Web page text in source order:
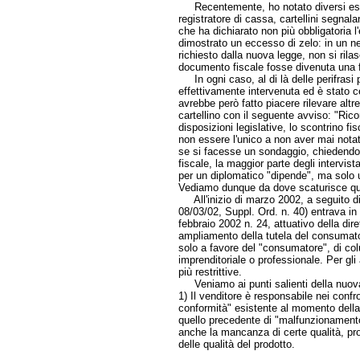
Recentemente, ho notato diversi
registratore di cassa, cartellini
che ha dichiarato non più obbligatoria
dimostrato un eccesso di zelo: in un
richiesto dalla nuova legge, non si
documento fiscale fosse divenuta una
In ogni caso, al di là delle perifrasi
effettivamente intervenuta ed è stato
avrebbe però fatto piacere rilevare
cartellino con il seguente avviso:
disposizioni legislative, lo scontrino
non essere l'unico a non aver mai
se si facesse un sondaggio,
fiscale, la maggior parte degli
per un diplomatico "dipende", ma solo
Vediamo dunque da dove scaturisce
All'inizio di marzo 2002, a seguito
08/03/02, Suppl. Ord. n. 40) entrava
febbraio 2002 n. 24, attuativo della
ampliamento della tutela del
solo a favore del "consumatore", di
imprenditoriale o professionale. Per
più restrittive.
Veniamo ai punti salienti della
1) Il venditore è responsabile nei
conformità" esistente al momento
quello precedente di
anche la mancanza di certe qualità,
delle qualità del prodotto.